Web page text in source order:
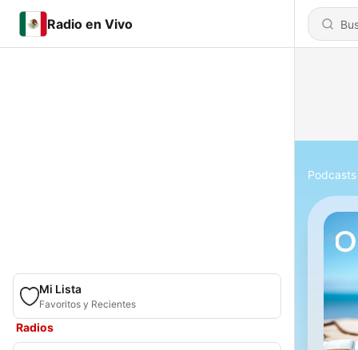
Radio en Vivo
Mi Lista
Favoritos y Recientes
Radios
Podcasts